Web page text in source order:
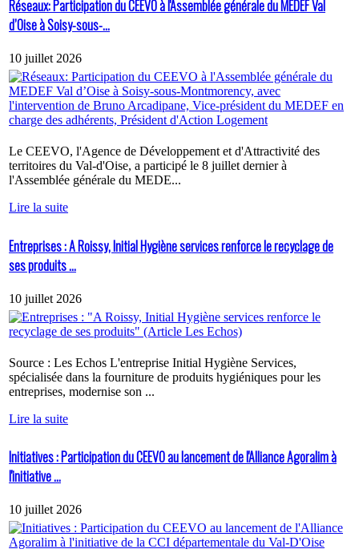
Réseaux: Participation du CEEVO à l'Assemblée générale du MEDEF Val
d’Oise à Soisy-sous-...
10 juillet 2026
Le CEEVO, l'Agence de Développement et d'Attractivité des
territoires du Val-d'Oise, a participé le 8 juillet dernier à
l'Assemblée générale du MEDE...
Lire la suite
Entreprises : A Roissy, Initial Hygiène services renforce le recyclage de
ses produits ...
10 juillet 2026
Source : Les Echos L'entreprise Initial Hygiène Services,
spécialisée dans la fourniture de produits hygiéniques pour les
entreprises, modernise son ...
Lire la suite
Initiatives : Participation du CEEVO au lancement de l'Alliance Agoralim à
l'initiative ...
10 juillet 2026